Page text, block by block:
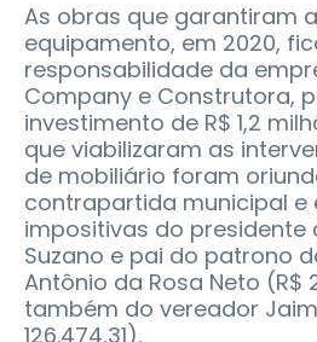
As obras que garantiram
equipamento, em 2020,
responsabilidade da
Company e Construtora,
investimento de R$ 1,2
que viabilizaram as
de mobiliário foram
contrapartida municipal e
impositivas do presidente
Suzano e pai do patrono
Antônio da Rosa Neto (R$
também do vereador
126.474,31).